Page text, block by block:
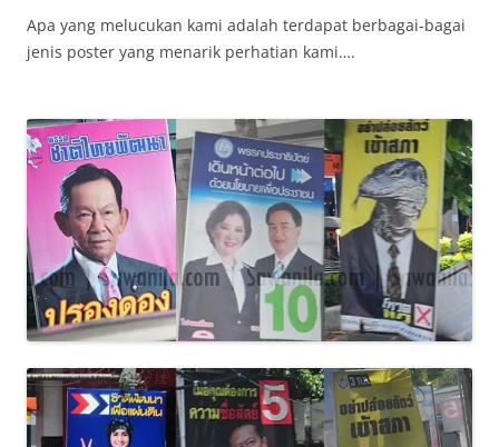
Apa yang melucukan kami adalah terdapat berbagai-bagai
jenis poster yang menarik perhatian kami….